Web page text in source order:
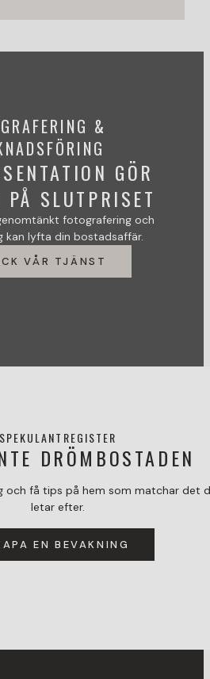
&
GÖR
SLUTPRISET
fotografering och
kan lyfta din bostadsaffär.
VÅR TJÄNST
SPEKULANTREGISTER
DRÖMBOSTADEN
och få tips på hem som matchar det
letar efter.
EN BEVAKNING